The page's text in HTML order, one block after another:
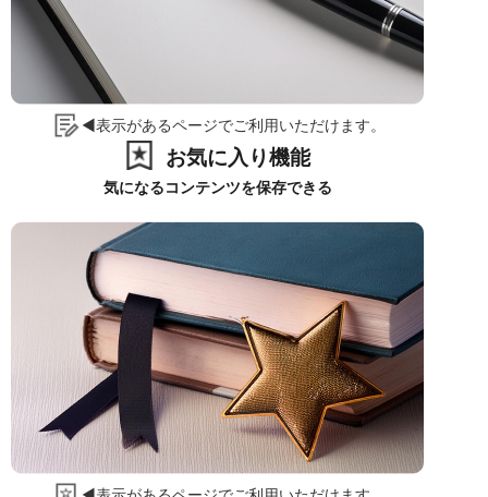
◀表示があるページでご利用いただけます。
お気に入り機能
気になるコンテンツを保存できる